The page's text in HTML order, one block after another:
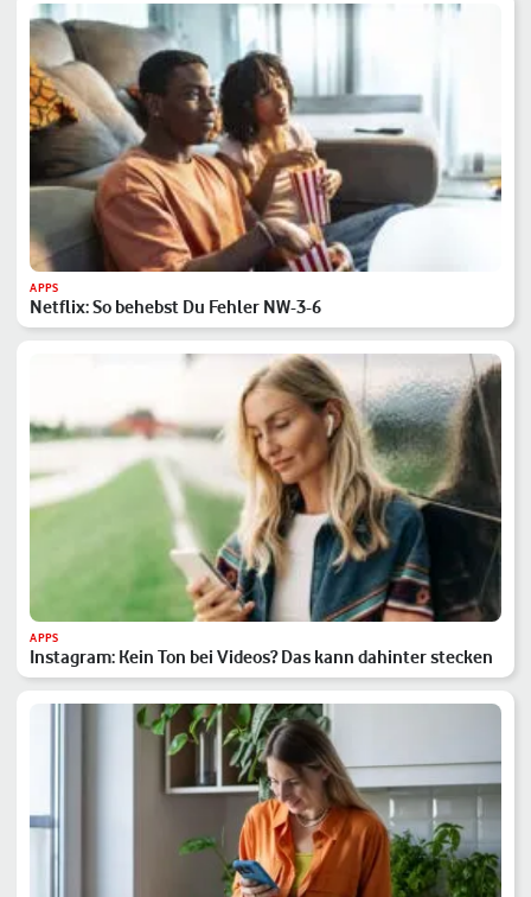
APPS
Netflix: So behebst Du Fehler NW-3-6
APPS
Instagram: Kein Ton bei Videos? Das kann dahinter stecken